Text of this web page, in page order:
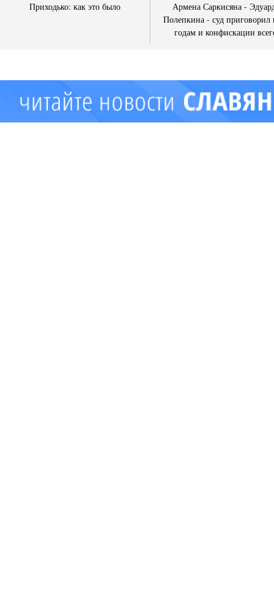
Приходько: как это было
Армена Саркисяна -
Полепкина - суд приговорил
годам и конфискации